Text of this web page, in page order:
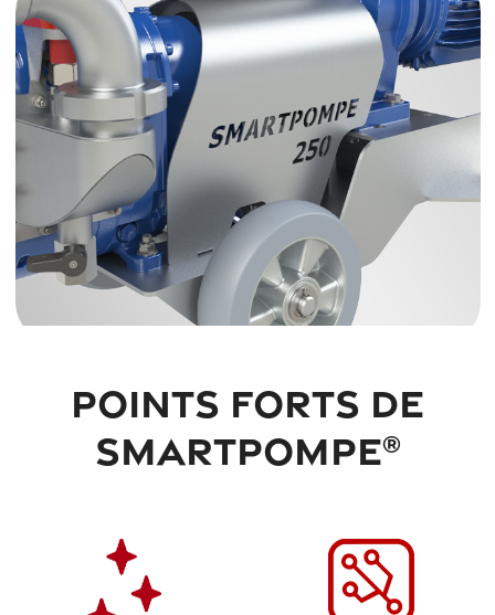
POINTS FORTS DE
SMARTPOMPE®